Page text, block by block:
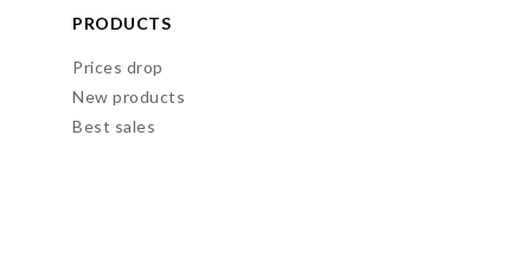
PRODUCTS
Prices drop
New products
Best sales